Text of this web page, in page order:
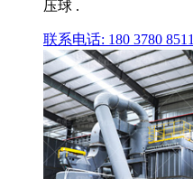
压球 .
联系电话: 180 3780 8511